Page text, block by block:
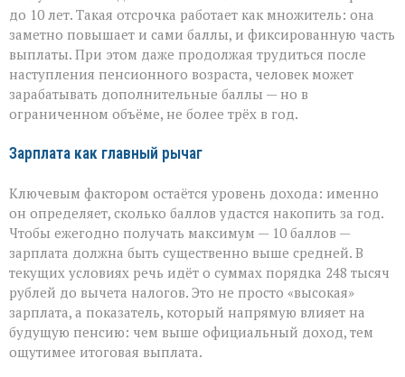
до 10 лет. Такая отсрочка работает как множитель: она
заметно повышает и сами баллы, и фиксированную часть
выплаты. При этом даже продолжая трудиться после
наступления пенсионного возраста, человек может
зарабатывать дополнительные баллы — но в
ограниченном объёме, не более трёх в год.
Зарплата как главный рычаг
Ключевым фактором остаётся уровень дохода: именно
он определяет, сколько баллов удастся накопить за год.
Чтобы ежегодно получать максимум — 10 баллов —
зарплата должна быть существенно выше средней. В
текущих условиях речь идёт о суммах порядка 248 тысяч
рублей до вычета налогов. Это не просто «высокая»
зарплата, а показатель, который напрямую влияет на
будущую пенсию: чем выше официальный доход, тем
ощутимее итоговая выплата.